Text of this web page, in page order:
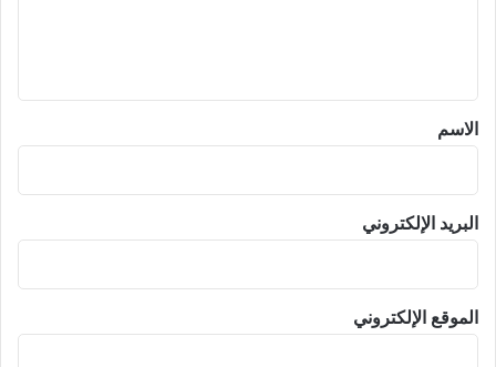
*
الاسم
البريد الإلكتروني
الموقع الإلكتروني